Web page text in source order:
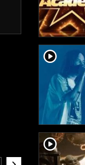
player2
player2